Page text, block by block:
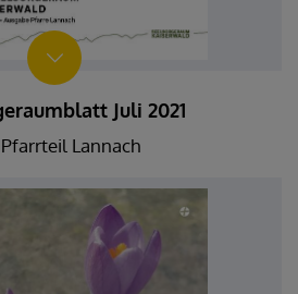
Juli 2021
Lannach